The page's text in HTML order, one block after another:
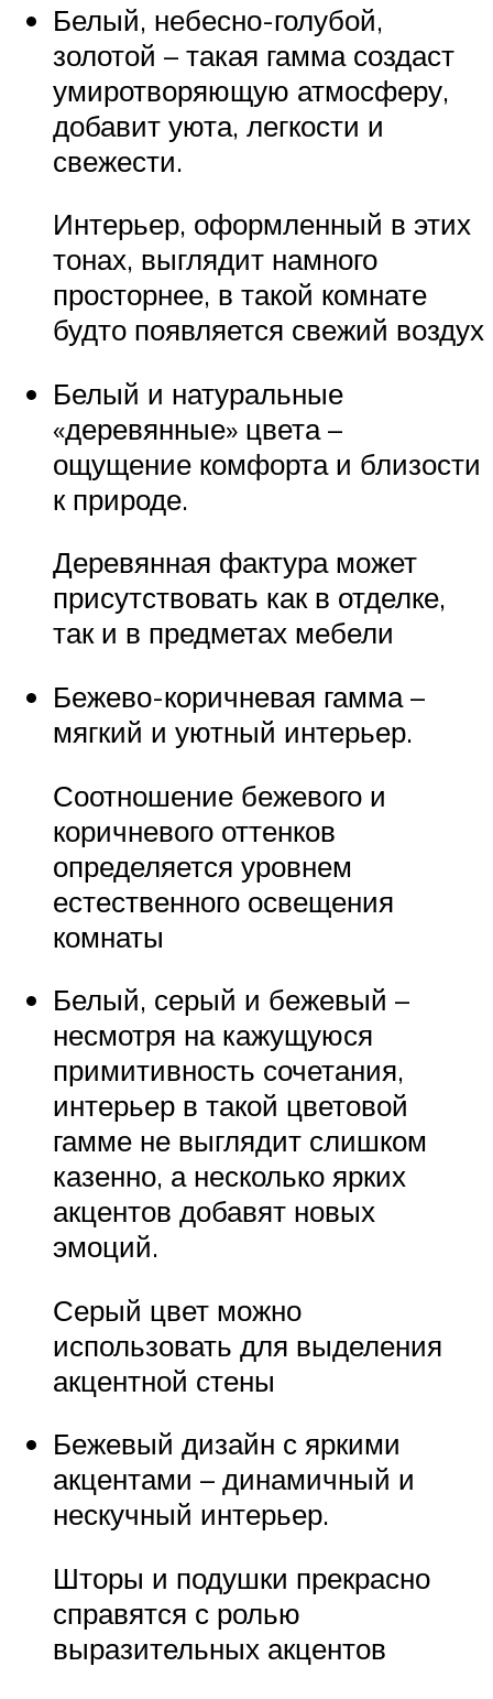
Белый, небесно-голубой,
золотой – такая гамма создаст
умиротворяющую атмосферу,
добавит уюта, легкости и
свежести.
Интерьер, оформленный в этих
тонах, выглядит намного
просторнее, в такой комнате
будто появляется свежий воздух
Белый и натуральные
«деревянные» цвета –
ощущение комфорта и близости
к природе.
Деревянная фактура может
присутствовать как в отделке,
так и в предметах мебели
Бежево-коричневая гамма –
мягкий и уютный интерьер.
Соотношение бежевого и
коричневого оттенков
определяется уровнем
естественного освещения
комнаты
Белый, серый и бежевый –
несмотря на кажущуюся
примитивность сочетания,
интерьер в такой цветовой
гамме не выглядит слишком
казенно, а несколько ярких
акцентов добавят новых
эмоций.
Серый цвет можно
использовать для выделения
акцентной стены
Бежевый дизайн с яркими
акцентами – динамичный и
нескучный интерьер.
Шторы и подушки прекрасно
справятся с ролью
выразительных акцентов